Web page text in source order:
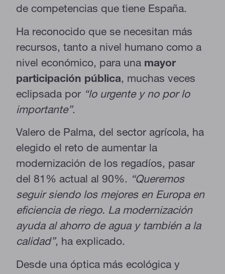
de competencias que tiene España.
Ha reconocido que se necesitan más
recursos, tanto a nivel humano como a
nivel económico, para una mayor
participación pública, muchas veces
eclipsada por “lo urgente y no por lo
importante”.
Valero de Palma, del sector agrícola, ha
elegido el reto de aumentar la
modernización de los regadíos, pasar
del 81% actual al 90%. “Queremos
seguir siendo los mejores en Europa en
eficiencia de riego. La modernización
ayuda al ahorro de agua y también a la
calidad”, ha explicado.
Desde una óptica más ecológica y